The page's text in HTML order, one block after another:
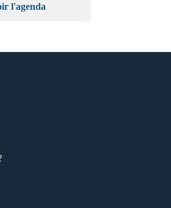
l'agenda